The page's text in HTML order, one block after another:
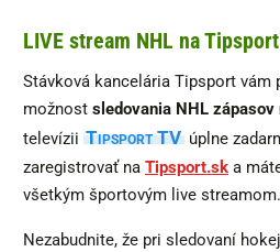
LIVE stream NHL na
Stávková kancelária Tipsport vám
možnost sledovania NHL zápasov
televízii Tipsport TVúplne
zaregistrovať na Tipsport.sk a
všetkým športovým live streamom.
Nezabudnite, že pri sledovaní